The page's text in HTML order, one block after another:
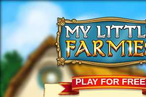
PLAY FOR FREE